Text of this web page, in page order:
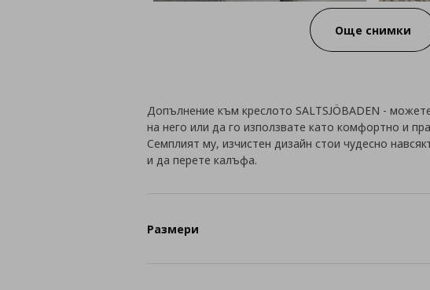
Още снимки
Допълнение към креслото SALTSJÖBADEN -
на него или да го използвате като комфортно и
Семплият му, изчистен дизайн стои чудесно
и да перете калъфа.
Размери